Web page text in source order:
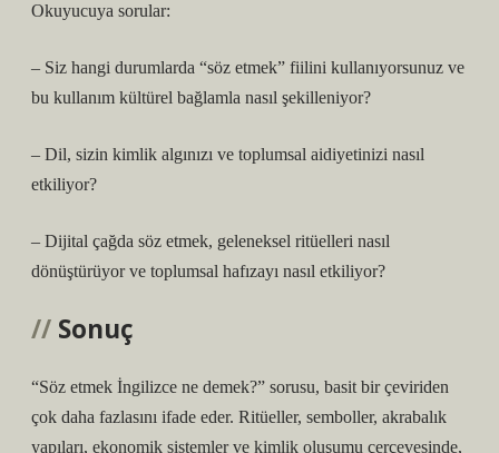
Okuyucuya sorular:
– Siz hangi durumlarda “söz etmek” fiilini kullanıyorsunuz ve
bu kullanım kültürel bağlamla nasıl şekilleniyor?
– Dil, sizin kimlik algınızı ve toplumsal aidiyetinizi nasıl
etkiliyor?
– Dijital çağda söz etmek, geleneksel ritüelleri nasıl
dönüştürüyor ve toplumsal hafızayı nasıl etkiliyor?
Sonuç
“Söz etmek İngilizce ne demek?” sorusu, basit bir çeviriden
çok daha fazlasını ifade eder. Ritüeller, semboller, akrabalık
yapıları, ekonomik sistemler ve kimlik oluşumu çerçevesinde,